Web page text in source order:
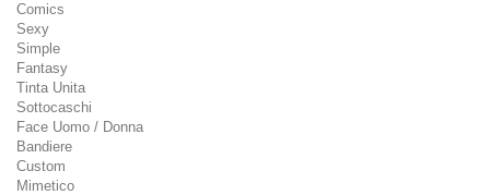
Comics
Sexy
Simple
Fantasy
Tinta Unita
Sottocaschi
Face Uomo / Donna
Bandiere
Custom
Mimetico